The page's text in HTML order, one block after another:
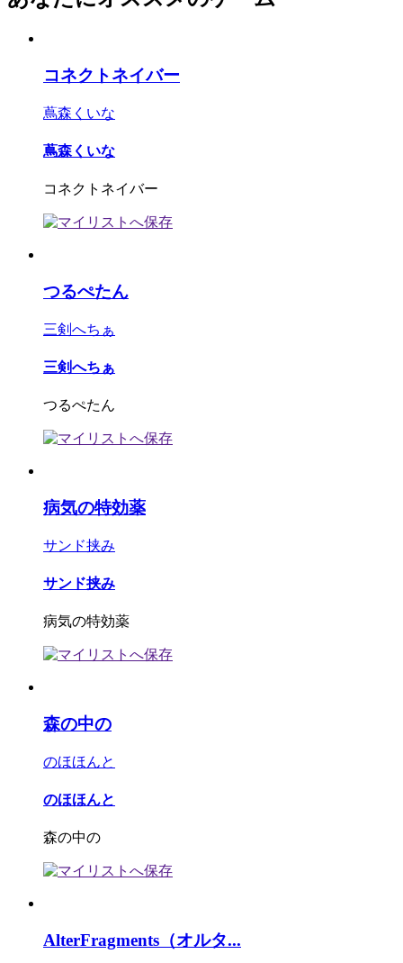
コネクトネイバー
蔦森くいな
蔦森くいな
コネクトネイバー
つるぺたん
三剣へちぁ
三剣へちぁ
つるぺたん
病気の特効薬
サンド挟み
サンド挟み
病気の特効薬
森の中の
のほほんと
のほほんと
森の中の
AlterFragments（オルタ...